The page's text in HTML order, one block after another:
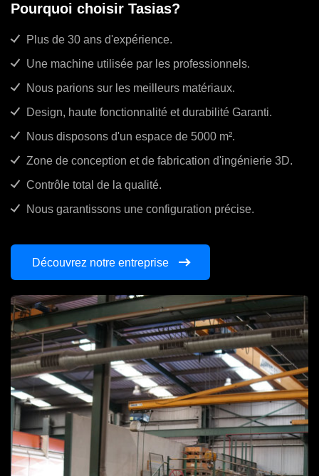
Pourquoi choisir Tasias?
Plus de 30 ans d'expérience.
Une machine utilisée par les professionnels.
Nous parions sur les meilleurs matériaux.
Design, haute fonctionnalité et durabilité Garanti.
Nous disposons d'un espace de 5000 m².
Zone de conception et de fabrication d'ingénierie 3D.
Contrôle total de la qualité.
Nous garantissons une configuration précise.
Découvrez notre entreprise